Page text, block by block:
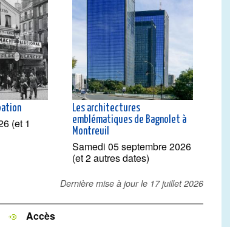
(et 1
Les architectures
emblématiques de Bagnolet à
Montreuil
Samedi 05 septembre 2026
(et 2 autres dates)
Dernière mise à jour le 17 juillet 2026
Accès